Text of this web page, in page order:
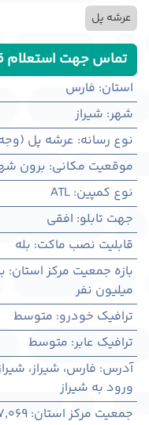
عرشه پل
تماس جهت استعلام
استان: فارس
شهر: شيراز
نوع رسانه: عرشه پل
موقعیت مکانی: برون
نوع کمپین:
ATL
جهت تابلو: افقی
قابلیت نصب ماکت: بله
بازه جمعیت مرکز استان:
میلیون نفر
ترافیک خودرو: متوسط
ترافیک عابر: متوسط
آدرس: فارس، شيراز،
ورود به شیراز
جمعیت مرکز استان: